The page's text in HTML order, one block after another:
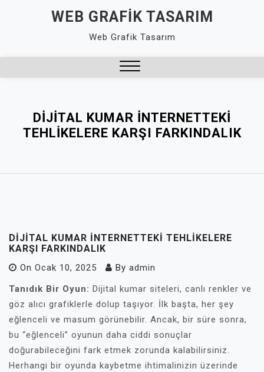
WEB GRAFIK TASARIM
Web Grafik Tasarım
DIJITAL KUMAR İNTERNETTEKI
TEHLIKELERE KARŞI FARKINDALIK
DIJITAL KUMAR İNTERNETTEKI TEHLIKELERE
KARŞI FARKINDALIK
On Ocak 10, 2025 By admin
Tanıdık Bir Oyun: Dijital kumar siteleri, canlı renkler ve
göz alıcı grafiklerle dolup taşıyor. İlk başta, her şey
eğlenceli ve masum görünebilir. Ancak, bir süre sonra,
bu “eğlenceli” oyunun daha ciddi sonuçlar
doğurabileceğini fark etmek zorunda kalabilirsiniz.
Herhangi bir oyunda kaybetme ihtimalinizin üzerinde